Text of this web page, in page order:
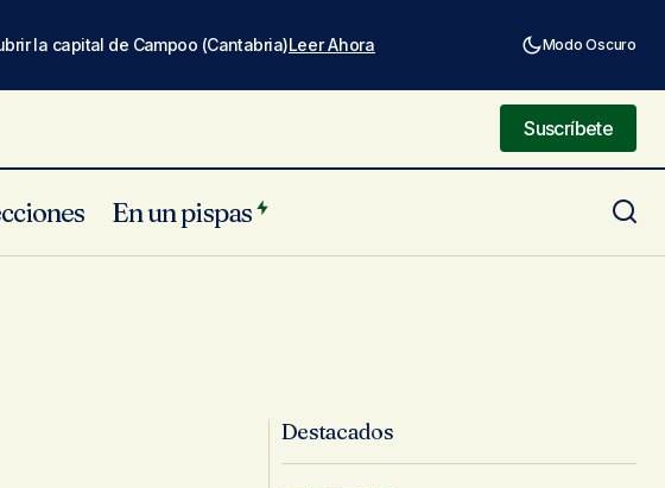
la capital de Campoo (Cantabria)Leer Ahora Modo Oscuro
Suscríbete
Suscríbete
En un pispas
Destacados